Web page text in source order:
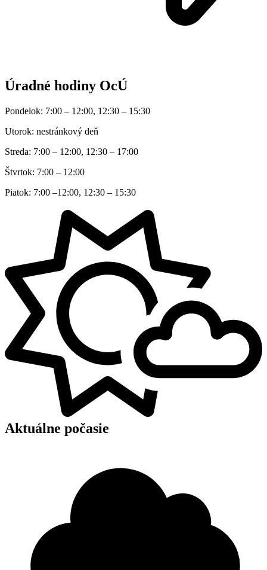
Úradné hodiny OcÚ
Pondelok: 7:00 – 12:00, 12:30 – 15:30
Utorok: nestránkový deň
Streda: 7:00 – 12:00, 12:30 – 17:00
Štvrtok: 7:00 – 12:00
Piatok: 7:00 –12:00, 12:30 – 15:30
Aktuálne počasie